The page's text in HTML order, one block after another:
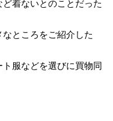
着ないとのことだった
ところをご紹介した
服などを選びに買物同